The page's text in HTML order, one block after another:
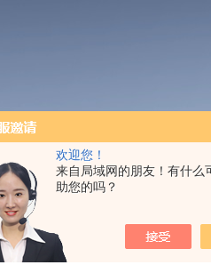
欢迎您！
来自局域网的朋友！有什么
助您的吗？